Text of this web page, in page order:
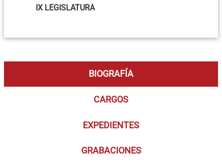
IX LEGISLATURA
BIOGRAFÍA
CARGOS
EXPEDIENTES
GRABACIONES